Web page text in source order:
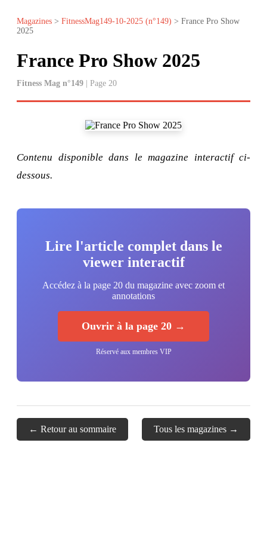
Magazines > FitnessMag149-10-2025 (n°149) > France Pro Show
2025
France Pro Show 2025
Fitness Mag n°149 | Page 20
Contenu disponible dans le magazine interactif ci-
dessous.
Lire l'article complet dans le
viewer interactif
Accédez à la page 20 du magazine avec zoom et
annotations
Ouvrir à la page 20 →
Réservé aux membres VIP
← Retour au sommaire Tous les magazines →